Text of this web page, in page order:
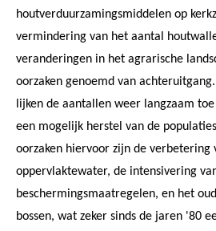
houtverduurzamingsmiddelen op
vermindering van het aantal
veranderingen in het agrarische
oorzaken genoemd van
lijken de aantallen weer langzaam
een mogelijk herstel van de
oorzaken hiervoor zijn de verbetering
oppervlaktewater, de intensivering
beschermingsmaatregelen, en het
bossen, wat zeker sinds de jaren '80